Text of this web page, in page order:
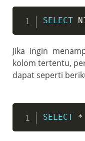
SELECT
Jika ingin
kolom tertentu,
dapat seperti
SELECT *